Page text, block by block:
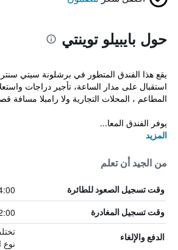
حول بايبيلو توينتي
يقع هذا الفندق المتطور في برشلونة سيتي
استقبال على مدار الساعة، تأجير دراجات
المطاعم ، المحلات التجارية ولا رامبلا مسافة
يوفر الفندق المعا...
المزيد
من الجيد أن تعلم
وقت تسجيل الصعود للطائرة
وقت تسجيل المغادرة
الدفع والإلغاء
نوع